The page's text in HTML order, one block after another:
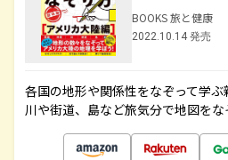
BOOKS 旅と健康
2022.10.14 発売
各国の地形や関係性をなぞって学ぶ
川や街道、島など旅気分で地図をな